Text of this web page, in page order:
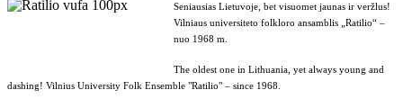
Seniausias Lietuvoje, bet visuomet jaunas ir veržlus!
Vilniaus universiteto folkloro ansamblis „Ratilio“ –
nuo 1968 m.
The oldest one in Lithuania, yet always young and
dashing! Vilnius University Folk Ensemble "Ratilio" – since 1968.